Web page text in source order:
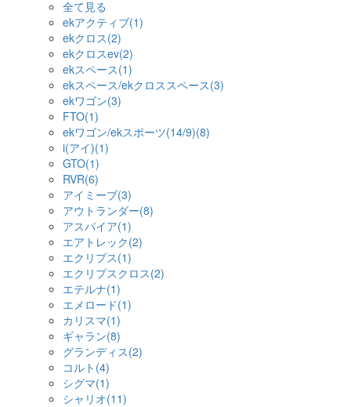
全て見る
ekアクティブ(1)
ekクロス(2)
ekクロスev(2)
ekスペース(1)
ekスペース/ekクロススペース(3)
ekワゴン(3)
FTO(1)
ekワゴン/ekスポーツ(14/9)(8)
i(アイ)(1)
GTO(1)
RVR(6)
アイミーブ(3)
アウトランダー(8)
アスパイア(1)
エアトレック(2)
エクリプス(1)
エクリプスクロス(2)
エテルナ(1)
エメロード(1)
カリスマ(1)
ギャラン(8)
グランディス(2)
コルト(4)
シグマ(1)
シャリオ(11)